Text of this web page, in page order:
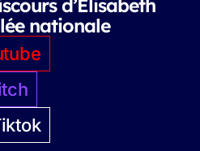
d’Élisabeth
nationale